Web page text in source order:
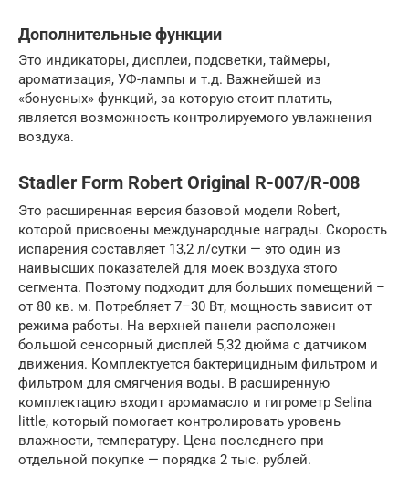
Дополнительные функции
Это индикаторы, дисплеи, подсветки, таймеры,
ароматизация, УФ-лампы и т.д. Важнейшей из
«бонусных» функций, за которую стоит платить,
является возможность контролируемого увлажнения
воздуха.
Stadler Form Robert Original R-007/R-008
Это расширенная версия базовой модели Robert,
которой присвоены международные награды. Скорость
испарения составляет 13,2 л/сутки — это один из
наивысших показателей для моек воздуха этого
сегмента. Поэтому подходит для больших помещений –
от 80 кв. м. Потребляет 7–30 Вт, мощность зависит от
режима работы. На верхней панели расположен
большой сенсорный дисплей 5,32 дюйма с датчиком
движения. Комплектуется бактерицидным фильтром и
фильтром для смягчения воды. В расширенную
комплектацию входит аромамасло и гигрометр Selina
little, который помогает контролировать уровень
влажности, температуру. Цена последнего при
отдельной покупке — порядка 2 тыс. рублей.